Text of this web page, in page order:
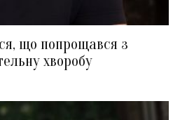
що попрощався з
хворобу